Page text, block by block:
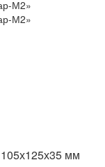
105х125х35 мм